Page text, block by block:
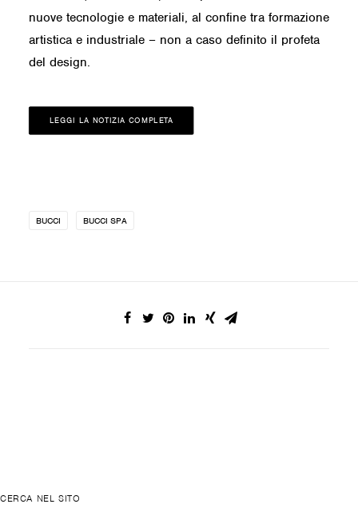
nuove tecnologie e materiali, al confine tra formazione
artistica e industriale – non a caso definito il profeta
del design.
LEGGI LA NOTIZIA COMPLETA
BUCCI BUCCI SPA
CERCA NEL SITO